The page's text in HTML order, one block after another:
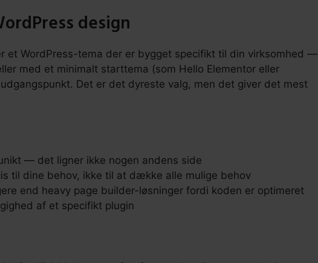
design
et WordPress-tema der er bygget specifikt til din virksomhed —
med et minimalt starttema (som Hello Elementor eller
Det er det dyreste valg, men det giver det mest
— det ligner ikke nogen andens side
til dine behov, ikke til at dække alle mulige behov
end heavy page builder-løsninger fordi koden er optimeret
af et specifikt plugin